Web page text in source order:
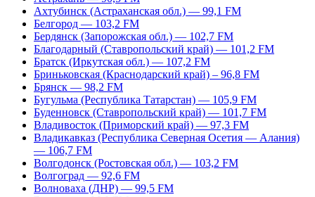
Ахтубинск (Астраханская обл.) — 99,1 FM
Белгород — 103,2 FM
Бердянск (Запорожская обл.) — 102,7 FM
Благодарный (Ставропольский край) — 101,2 FM
Братск (Иркутская обл.) — 107,2 FM
Бриньковская (Краснодарский край) – 96,8 FM
Брянск — 98,2 FM
Бугульма (Республика Татарстан) — 105,9 FM
Буденновск (Ставропольский край) — 101,7 FM
Владивосток (Приморский край) — 97,3 FM
Владикавказ (Республика Северная Осетия — Алания)
— 106,7 FM
Волгодонск (Ростовская обл.) — 103,2 FM
Волгоград — 92,6 FM
Волноваха (ДНР) — 99,5 FM